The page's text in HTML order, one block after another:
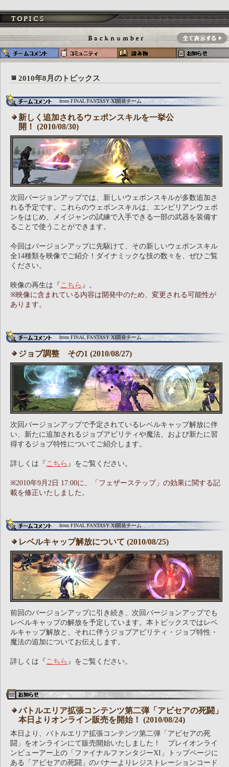
2010年8月のトピックス
from FINAL FANTASY XI開発チーム
新しく追加されるウェポンスキルを一挙公
開！ (2010/08/30)
次回バージョンアップでは、新しいウェポンスキルが多数追加さ
れる予定です。これらのウェポンスキルは、エンピリアンウェポ
ンをはじめ、メイジャンの試練で入手できる一部の武器を装備す
ることで使うことができます。
今回はバージョンアップに先駆けて、その新しいウェポンスキル
全14種類を映像でご紹介！ダイナミックな技の数々を、ぜひご覧
ください。
映像の再生は『 こちら 』。
※映像に含まれている内容は開発中のため、変更される可能性が
あります。
from FINAL FANTASY XI開発チーム
ジョブ調整 その1 (2010/08/27)
次回バージョンアップで予定されているレベルキャップ解放に伴
い、新たに追加されるジョブアビリティや魔法、および新たに習
得するジョブ特性についてご紹介します。
詳しくは『 こちら 』をご覧ください。
※2010年9月2日 17:00に、「フェザーステップ」の効果に関する記
載を修正いたしました。
from FINAL FANTASY XI開発チーム
レベルキャップ解放について (2010/08/25)
前回のバージョンアップに引き続き、次回バージョンアップでも
レベルキャップの解放を予定しています。本トピックスではレベ
ルキャップ解放と、それに伴うジョブアビリティ・ジョブ特性・
魔法の追加についてお伝えします。
詳しくは『 こちら 』をご覧ください。
バトルエリア拡張コンテンツ第二弾「アビセアの死闘」
本日よりオンライン販売を開始！ (2010/08/24)
本日より、バトルエリア拡張コンテンツ第二弾「アビセアの死
闘」をオンラインにて販売開始いたしました！ プレイオンライ
ンビューアー上の「ファイナルファンタジーXI」トップページに
ある「アビセアの死闘」のバナーよりレジストレーションコード